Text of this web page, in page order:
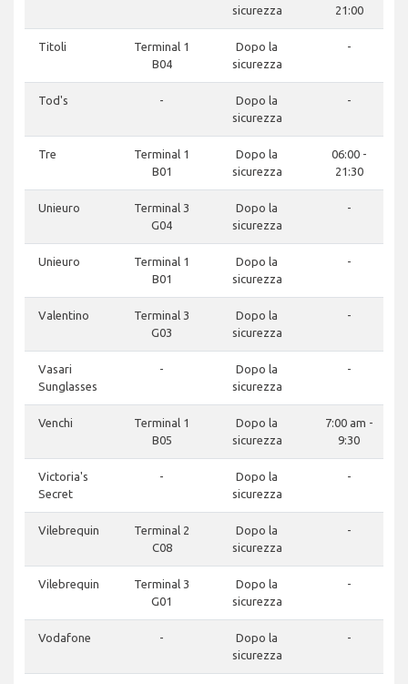
sicurezza 21:00
Titoli
Terminal 1
B04
Dopo la
sicurezza
-
Tod's -
Dopo la
sicurezza
-
Tre
Terminal 1
B01
Dopo la
sicurezza
06:00 -
21:30
Unieuro
Terminal 3
G04
Dopo la
sicurezza
-
Unieuro
Terminal 1
B01
Dopo la
sicurezza
-
Valentino
Terminal 3
G03
Dopo la
sicurezza
-
Vasari
Sunglasses
-
Dopo la
sicurezza
-
Venchi
Terminal 1
B05
Dopo la
sicurezza
7:00 am -
9:30
Victoria's
Secret
-
Dopo la
sicurezza
-
Vilebrequin
Terminal 2
C08
Dopo la
sicurezza
-
Vilebrequin
Terminal 3
G01
Dopo la
sicurezza
-
Vodafone -
Dopo la
sicurezza
-